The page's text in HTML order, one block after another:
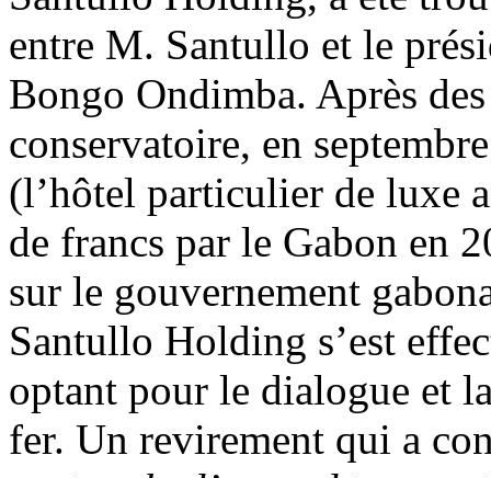
entre M. Santullo et le
Bongo Ondimba. Après
conservatoire, en
(l’hôtel particulier de luxe
de francs par le Gabon en
sur le gouvernement
Santullo Holding s’est
optant pour le dialogue et
fer. Un revirement qui a